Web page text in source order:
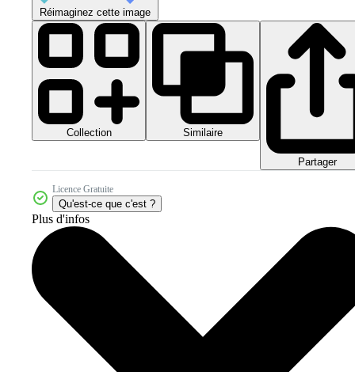
Réimaginez cette image
Collection Similaire
Partager
Licence Gratuite
Qu'est-ce que c'est ?
Plus d'infos